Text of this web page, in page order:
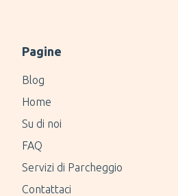
Pagine
Blog
Home
Su di noi
FAQ
Servizi di Parcheggio
Contattaci